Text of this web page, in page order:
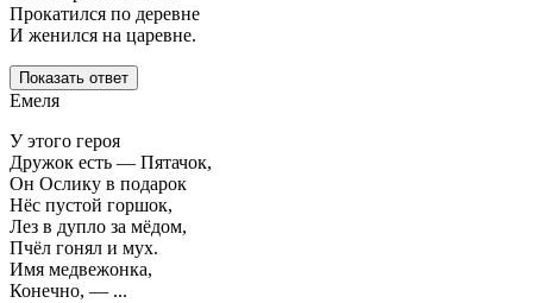
Прокатился по деревне
И женился на царевне.
Показать ответ
Емеля
У этого героя
Дружок есть — Пятачок,
Он Ослику в подарок
Нёс пустой горшок,
Лез в дупло за мёдом,
Пчёл гонял и мух.
Имя медвежонка,
Конечно, — ...